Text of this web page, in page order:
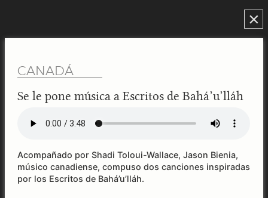
×
CANADÁ
Se le pone música a Escritos de Bahá’u’lláh
Acompañado por Shadi Toloui-Wallace, Jason Bienia,
músico canadiense, compuso dos canciones inspiradas
por los Escritos de Bahá’u’lláh.